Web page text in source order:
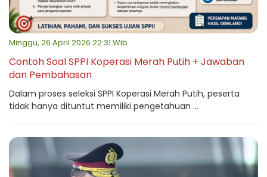
Minggu, 26 April 2026 22:31 Wib
Contoh Soal SPPI Koperasi Merah Putih + Jawaban
dan Pembahasan
Dalam proses seleksi SPPI Koperasi Merah Putih, peserta
tidak hanya dituntut memiliki pengetahuan ...